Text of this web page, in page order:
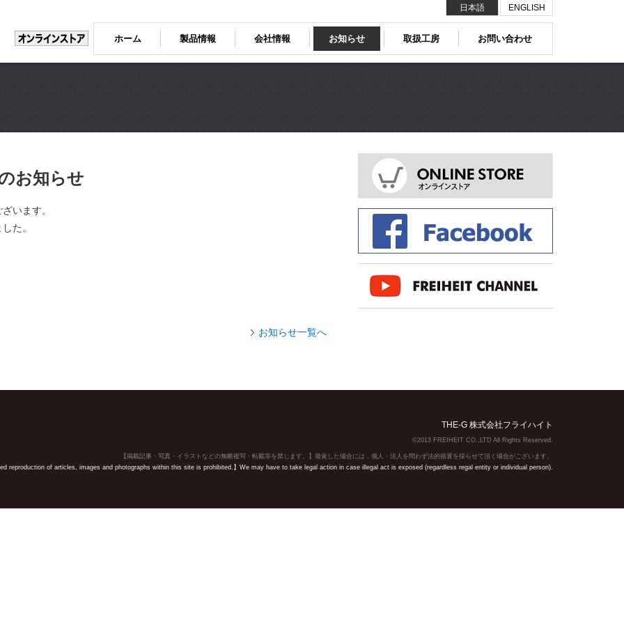
ホーム 製品情報 会社情報 お知らせ 取扱工房 お問い合わせ
日本語 ENGLISH
お知らせ
います。
た。
お知らせ一覧へ
THE-G 株式会社フライハイト
©2013 FREIHEIT CO.,LTD All Rights Reserved.
【掲載記事・写真・イラストなどの無断複写・転載等を禁じます。】発覚した場合には，個人・法人を問わず法的措置を採らせて頂く場合がございます。
reproduction of articles, images and photographs within this site is prohibited.】We may have to take legal action in case illegal act is exposed (regardless regal entity or individual person).